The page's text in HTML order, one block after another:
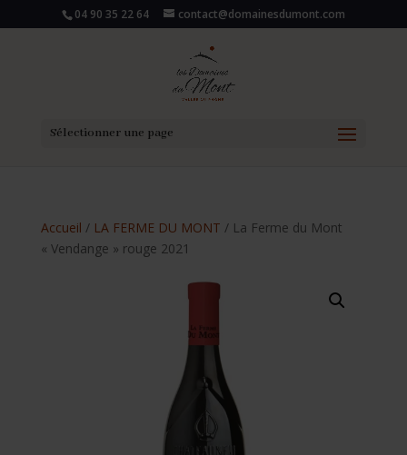
04 90 35 22 64 contact@domainesdumont.com
Sélectionner une page
Accueil / LA FERME DU MONT / La Ferme du Mont
« Vendange » rouge 2021